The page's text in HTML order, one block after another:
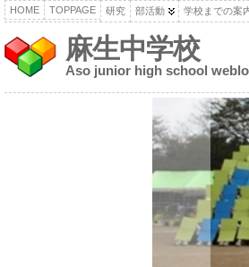
HOME TOPPAGE 研究 部活動 学校までの案
麻生中学校
Aso junior high school